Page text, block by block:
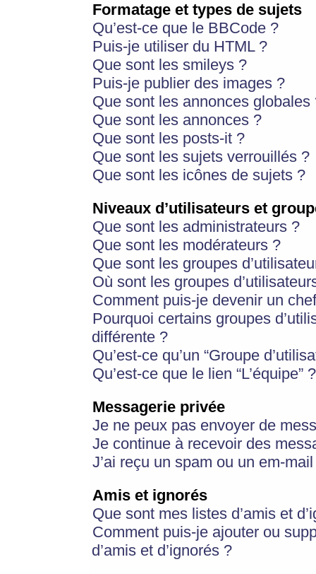
Formatage et types de sujets
Qu’est-ce que le BBCode ?
Puis-je utiliser du HTML ?
Que sont les smileys ?
Puis-je publier des images ?
Que sont les annonces globales
Que sont les annonces ?
Que sont les posts-it ?
Que sont les sujets verrouillés ?
Que sont les icônes de sujets ?
Niveaux d’utilisateurs et
Que sont les administrateurs ?
Que sont les modérateurs ?
Que sont les groupes
Où sont les groupes
Comment puis-je devenir un
Pourquoi certains groupes
différente ?
Qu’est-ce qu’un “Groupe
Qu’est-ce que le lien “L’équipe” ?
Messagerie privée
Je ne peux pas envoyer de
Je continue à recevoir des
J’ai reçu un spam ou un em-
Amis et ignorés
Que sont mes listes d’amis et
Comment puis-je ajouter ou
d’amis et d’ignorés ?